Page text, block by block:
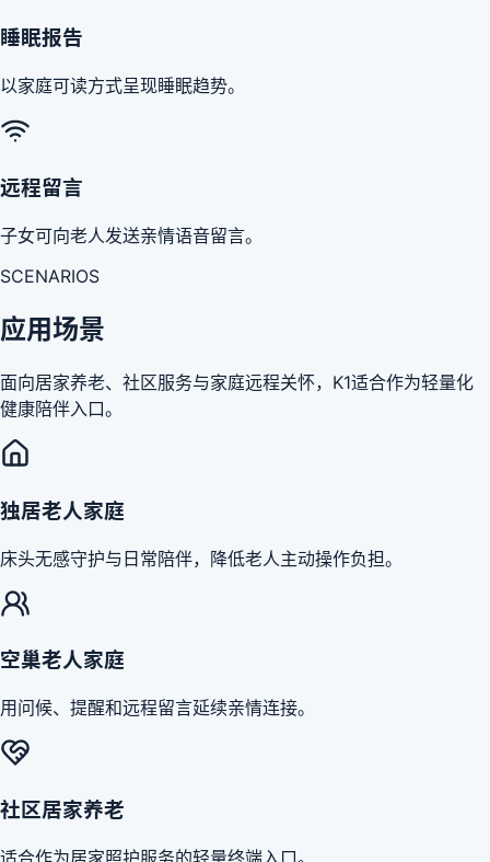
睡眠报告
以家庭可读方式呈现睡眠趋势。
远程留言
子女可向老人发送亲情语音留言。
SCENARIOS
应用场景
面向居家养老、社区服务与家庭远程关怀，K1适合作为轻量化
健康陪伴入口。
独居老人家庭
床头无感守护与日常陪伴，降低老人主动操作负担。
空巢老人家庭
用问候、提醒和远程留言延续亲情连接。
社区居家养老
适合作为居家照护服务的轻量终端入口。